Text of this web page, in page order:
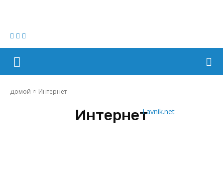
Lavnik.net
Домой Интернет
Интернет